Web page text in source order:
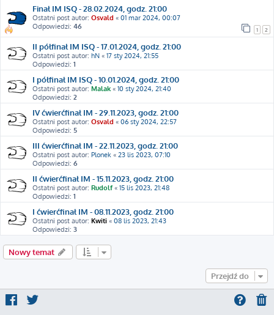
Finał IM ISQ - 28.02.2024, godz. 21:00
Ostatni post autor: Osvald « 01 mar 2024, 00:07
Odpowiedzi: 46 1 2
II półfinał IM ISQ - 17.01.2024, godz. 21:00
Ostatni post autor: hN « 17 sty 2024, 21:55
Odpowiedzi: 1
I półfinał IM ISQ - 10.01.2024, godz. 21:00
Ostatni post autor: Malak « 10 sty 2024, 21:40
Odpowiedzi: 2
IV ćwierćfinał IM - 29.11.2023, godz. 21:00
Ostatni post autor: Osvald « 06 sty 2024, 22:57
Odpowiedzi: 5
III ćwierćfinał IM - 22.11.2023, godz. 21:00
Ostatni post autor: Plonek « 23 lis 2023, 07:10
Odpowiedzi: 6
II ćwierćfinał IM - 15.11.2023, godz. 21:00
Ostatni post autor: Rudolf « 15 lis 2023, 21:48
Odpowiedzi: 1
I ćwierćfinał IM - 08.11.2023, godz. 21:00
Ostatni post autor: Kwiti « 08 lis 2023, 21:43
Odpowiedzi: 3
Nowy temat
Przejdź do